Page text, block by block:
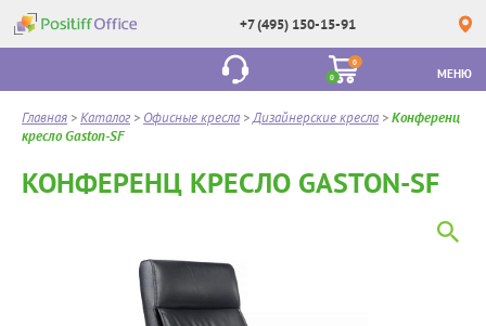
+7 (495) 150-15-91
0
0
МЕНЮ
Главная >Каталог > Офисные кресла >Дизайнерские кресла >Конференц
кресло Gaston-SF
КОНФЕРЕНЦ КРЕСЛО GASTON-SF